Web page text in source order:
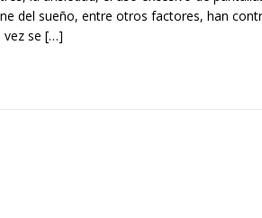
del sueño, entre otros factores, han
vez se […]